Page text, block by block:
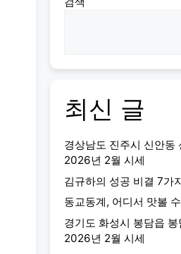
최신 글
경상남도 진주시 신안동
2026년 2월 시세
김규하의 성공 비결 7가
동교동계, 어디서 맛볼
경기도 화성시 봉담읍
2026년 2월 시세